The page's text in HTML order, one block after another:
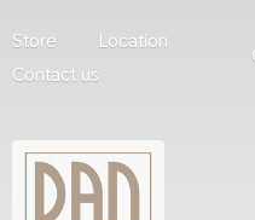
Store
Location
Contact us